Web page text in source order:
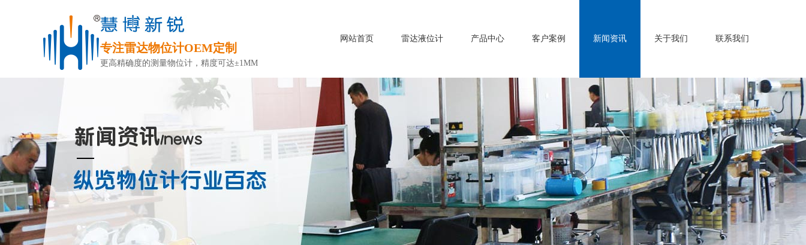
专注雷达物位计OEM定制
更高精确度的测量物位计，精度可达±1MM
网站首页 雷达液位计 产品中心 客户案例 新闻资讯 关于我们 联系我们